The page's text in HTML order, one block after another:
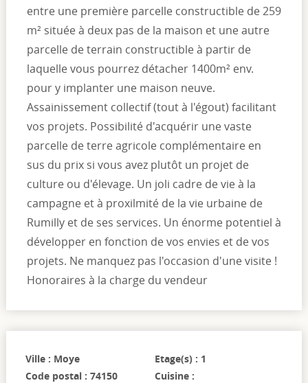
entre une première parcelle constructible de 259
m² située à deux pas de la maison et une autre
parcelle de terrain constructible à partir de
laquelle vous pourrez détacher 1400m² env.
pour y implanter une maison neuve.
Assainissement collectif (tout à l'égout) facilitant
vos projets. Possibilité d'acquérir une vaste
parcelle de terre agricole complémentaire en
sus du prix si vous avez plutôt un projet de
culture ou d'élevage. Un joli cadre de vie à la
campagne et à proxilmité de la vie urbaine de
Rumilly et de ses services. Un énorme potentiel à
développer en fonction de vos envies et de vos
projets. Ne manquez pas l'occasion d'une visite !
Honoraires à la charge du vendeur
Ville : Moye
Code postal : 74150
Etage(s) : 1
Cuisine :